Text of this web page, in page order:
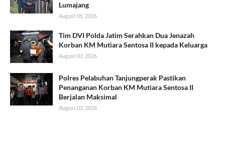
Lumajang
August 05, 2026
Tim DVI Polda Jatim Serahkan Dua Jenazah
Korban KM Mutiara Sentosa II kepada Keluarga
August 03, 2026
Polres Pelabuhan Tanjungperak Pastikan
Penanganan Korban KM Mutiara Sentosa II
Berjalan Maksimal
August 03, 2026